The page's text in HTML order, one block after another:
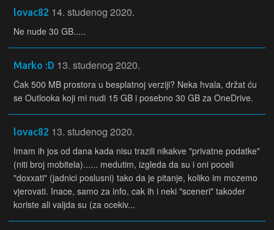
lovac82 14. studenog 2020.
Ne nude 30 GB.....
Marko :D 13. studenog 2020.
Čak 500 MB prostora u besplatnoj verziji? Neka hvala, držat ću
se Outlooka koji mi nudi 15 GB i posebno 30 GB za OneDrive.
lovac82 13. studenog 2020.
Imam ih jos od dana kada nisu trazili nikakve "privatne podatke"
(niti broj mobitela)...... medutim, izgleda da su i oni poceli
"doxxati" (jadnici poslusni) tako da je pitanje, koliko im mozemo
vjerovati. Inace, samo za info, cak ih i neki "sceneri" takoder
koriste ali valjda su (za ocekiv...